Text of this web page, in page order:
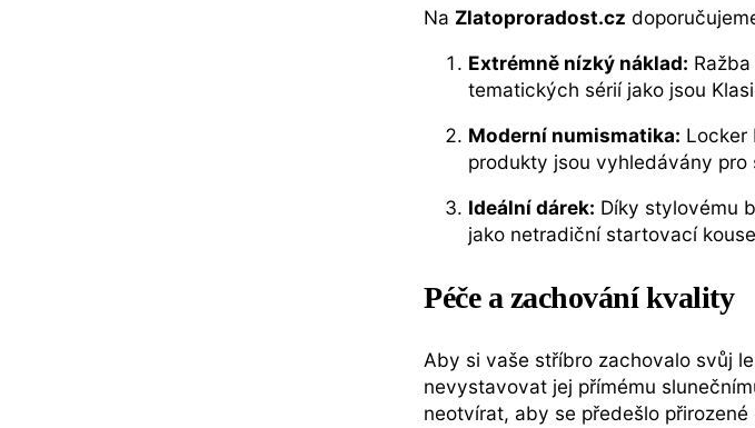
Na Zlatoproradost.cz
Extrémně nízký náklad:
tematických sérií jako jsou
Moderní numismatika: Locker
produkty jsou vyhledávány
Ideální dárek: Díky stylovému
jako netradiční startovací
Péče a zachování kvality
Aby si vaše stříbro zachovalo svůj
nevystavovat jej přímému
neotvírat, aby se předešlo